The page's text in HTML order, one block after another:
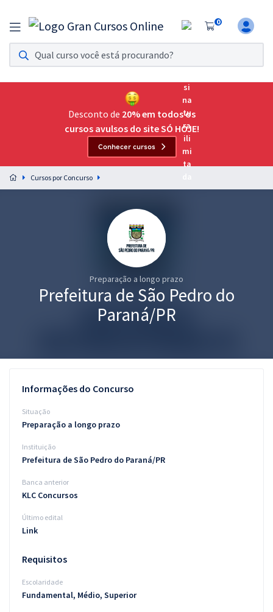
0
Assinatura Ilimitada 11
Acesso a todos os cursos. Teste grátis por 7 dias!
Assinatura OAB Até Passar
Acesso ilimitado a toda preparação para o Exame da
Preparação completa e intensiva para as principais
residências em saúde do Brasil
Conteúdo gratuito
Blog
Desconto de 20% em todos os
cursos avulsos do site SÓ HOJE!
Conhecer cursos
Cursos por Concurso
Preparação a longo prazo
Prefeitura de São Pedro do
Paraná/PR
Informações do Concurso
Situação
Preparação a longo prazo
Instituição
Prefeitura de São Pedro do Paraná/PR
Banca anterior
KLC Concursos
Último edital
Link
Requisitos
Escolaridade
Fundamental, Médio, Superior